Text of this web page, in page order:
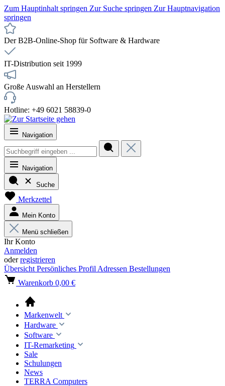
Zum Hauptinhalt springen Zur Suche springen Zur Hauptnavigation
springen
Der B2B-Online-Shop für Software & Hardware
IT-Distribution seit 1999
Große Auswahl an Herstellern
Hotline: +49 6021 58839-0
Navigation
Navigation
Suche
Merkzettel
Mein Konto
Menü schließen
Ihr Konto
Anmelden
oderregistrieren
Übersicht Persönliches Profil Adressen Bestellungen
Warenkorb 0,00 €
Markenwelt
Hardware
Software
IT-Remarketing
Sale
Schulungen
News
TERRA Computers